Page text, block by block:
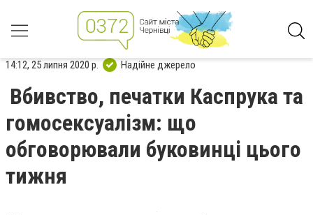
14:12, 25 липня 2020 р. Надійне джерело
Вбивство, печатки Каспрука та
гомосексуалізм: що
обговорювали буковинці цього
тижня